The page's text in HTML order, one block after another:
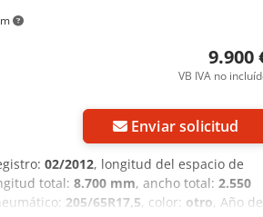
9.900
VB IVA no
Enviar solicitud
02/2012, longitud del espacio de
total: 8.700 mm, ancho total: 2.550
205/65R17,5, color: otro, Año de